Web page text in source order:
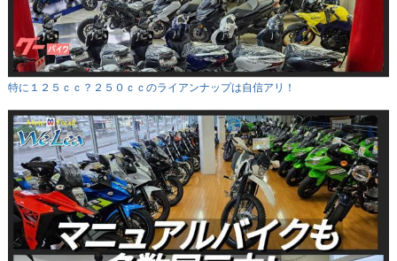
特に１２５ｃｃ？２５０ｃｃのライアンナップは自信アリ！